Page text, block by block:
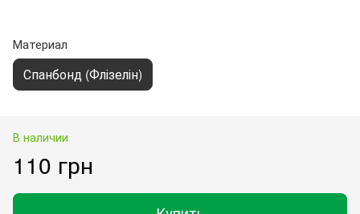
Материал
Спанбонд (Флізелін)
В наличии
110 грн